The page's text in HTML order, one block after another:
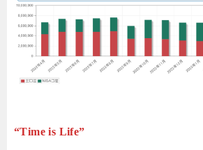
“Time is Life”